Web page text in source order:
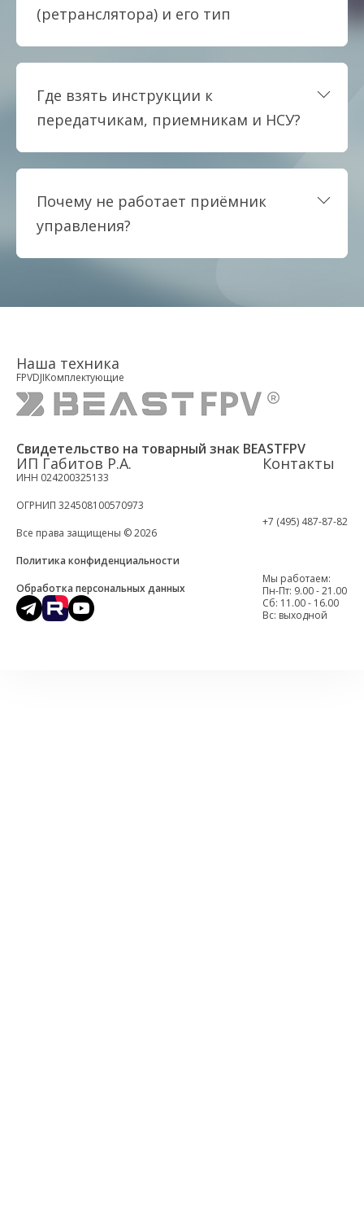
(ретранслятора) и его тип
Где взять инструкции к
передатчикам, приемникам и НСУ?
Почему не работает приёмник
управления?
Наша техника
FPVDJIКомплектующие
Свидетельство на товарный знак BEASTFPV
ИП Габитов Р.А.
ИНН 024200325133
ОГРНИП 324508100570973
Все права защищены © 2026
Политика конфиденциальности
Обработка персональных данных
Контакты
+7 (495) 487-87-82
Мы работаем:
Пн-Пт: 9.00 - 21.00
Cб: 11.00 - 16.00
Вс: выходной